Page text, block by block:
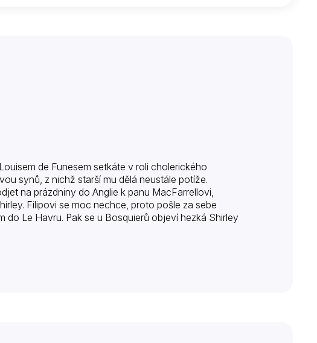
de Funesem setkáte v roli cholerického
synů, z nichž starší mu dělá neustále potíže.
na prázdniny do Anglie k panu MacFarrellovi,
Filipovi se moc nechce, proto pošle za sebe
Le Havru. Pak se u Bosquierů objeví hezká Shirley